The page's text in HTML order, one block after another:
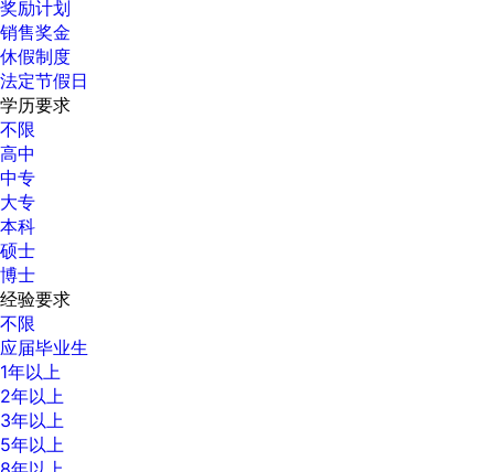
奖励计划
销售奖金
休假制度
法定节假日
学历要求
不限
高中
中专
大专
本科
硕士
博士
经验要求
不限
应届毕业生
1年以上
2年以上
3年以上
5年以上